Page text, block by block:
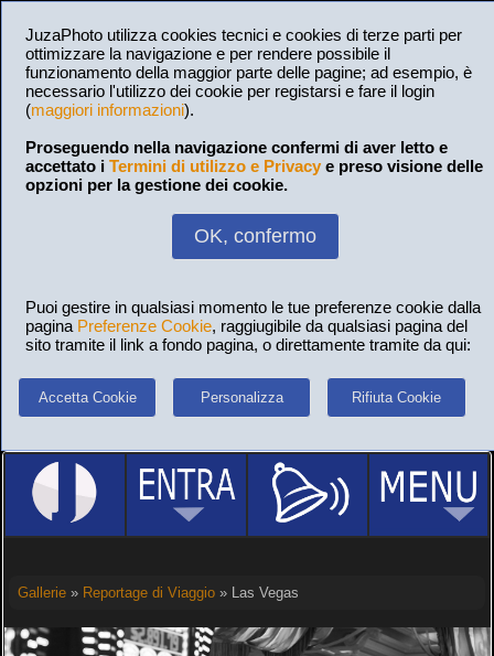
JuzaPhoto utilizza cookies tecnici e cookies di terze parti per
ottimizzare la navigazione e per rendere possibile il
funzionamento della maggior parte delle pagine; ad esempio, è
necessario l'utilizzo dei cookie per registarsi e fare il login
(maggiori informazioni).
Proseguendo nella navigazione confermi di aver letto e
accettato i Termini di utilizzo e Privacy e preso visione delle
opzioni per la gestione dei cookie.
OK, confermo
Puoi gestire in qualsiasi momento le tue preferenze cookie dalla
pagina Preferenze Cookie, raggiugibile da qualsiasi pagina del
sito tramite il link a fondo pagina, o direttamente tramite da qui:
Accetta Cookie Personalizza Rifiuta Cookie
Gallerie» Reportage di Viaggio» Las Vegas